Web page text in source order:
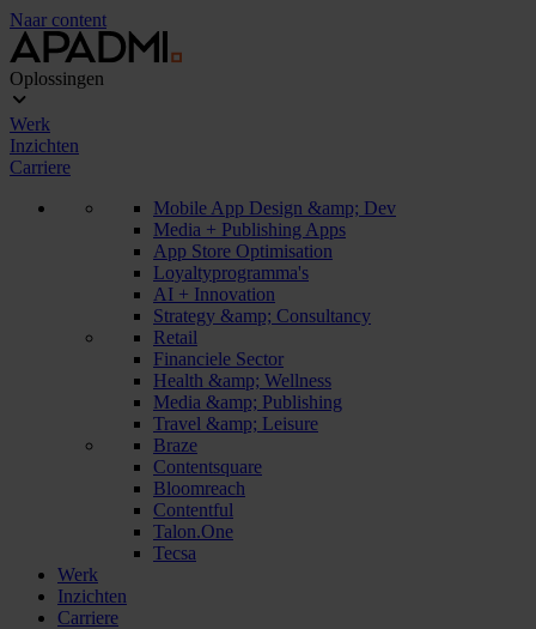
Naar content
Oplossingen
Werk
Inzichten
Carriere
Mobile App Design &amp; Dev
Media + Publishing Apps
App Store Optimisation
Loyaltyprogramma's
AI + Innovation
Strategy &amp; Consultancy
Retail
Financiele Sector
Health &amp; Wellness
Media &amp; Publishing
Travel &amp; Leisure
Braze
Contentsquare
Bloomreach
Contentful
Talon.One
Tecsa
Werk
Inzichten
Carriere